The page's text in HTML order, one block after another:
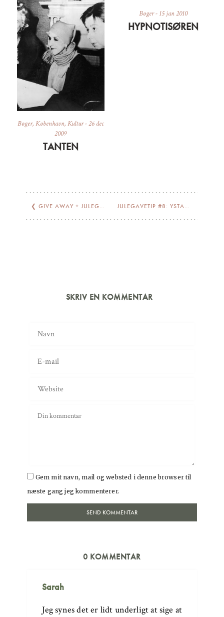
Bøger, København, Kultur-26 dec
2009
TANTEN
Bøger- 15 jan 2010
HYPNOTISØREN
❮ GIVE AWAY + JULEGAVETIP #6: RUDOLPH CARE JULEGAVETIP #8: YSTAD SALTSJÖBAD
SKRIV EN KOMMENTAR
Gem mit navn, mail og websted i denne browser til
næste gang jeg kommenterer.
0 KOMMENTAR
Sarah
Jeg synes det er lidt underligt at sige at